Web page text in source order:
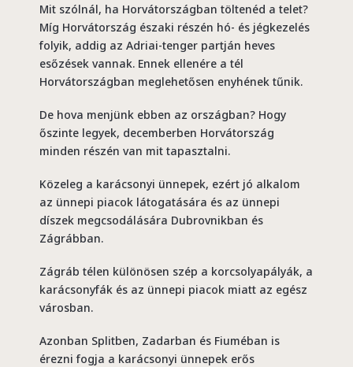
Mit szólnál, ha Horvátországban töltenéd a telet?
Míg Horvátország északi részén hó- és jégkezelés
folyik, addig az Adriai-tenger partján heves
esőzések vannak. Ennek ellenére a tél
Horvátországban meglehetősen enyhének tűnik.
De hova menjünk ebben az országban? Hogy
őszinte legyek, decemberben Horvátország
minden részén van mit tapasztalni.
Közeleg a karácsonyi ünnepek, ezért jó alkalom
az ünnepi piacok látogatására és az ünnepi
díszek megcsodálására Dubrovnikban és
Zágrábban.
Zágráb télen különösen szép a korcsolyapályák, a
karácsonyfák és az ünnepi piacok miatt az egész
városban.
Azonban Splitben, Zadarban és Fiuméban is
érezni fogja a karácsonyi ünnepek erős